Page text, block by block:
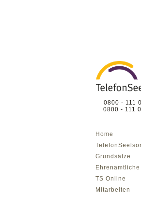
0800 - 111
0800 -
Home
Grundsätze
Ehrenamtliche
TS Online
Mitarbeiten